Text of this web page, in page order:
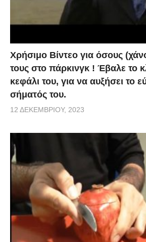
Χρήσιμο Βίντεο για όσους
τους στο πάρκινγκ ! Έβαλε το
κεφάλι του, για να αυξήσει το
σήματός του.
12 ΔΕΚΕΜΒΡΊΟΥ, 2023